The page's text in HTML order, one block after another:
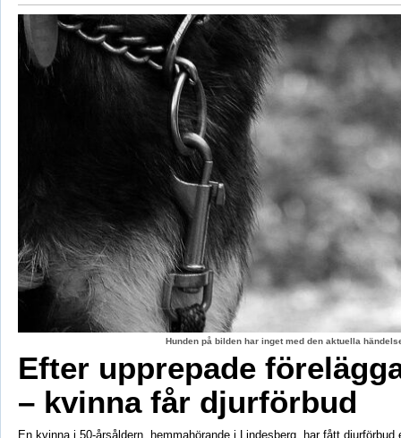
Hunden på bilden har inget med den aktuella
Efter upprepade
– kvinna får djurförbud
En kvinna i 50-årsåldern, hemmahörande i Lindesberg, har fått djurförbud